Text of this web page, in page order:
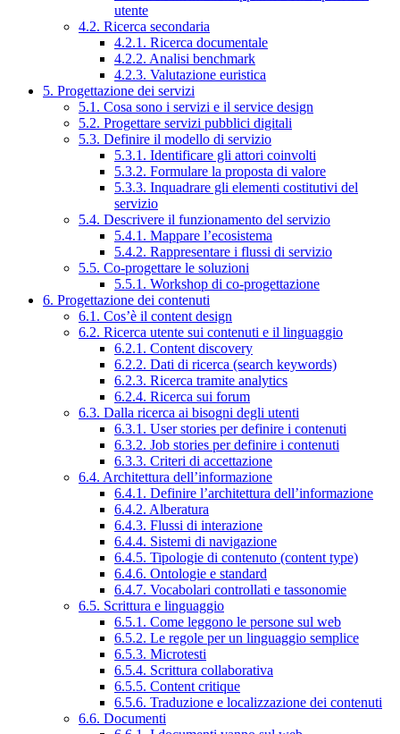
utente
4.2. Ricerca secondaria
4.2.1. Ricerca documentale
4.2.2. Analisi benchmark
4.2.3. Valutazione euristica
5. Progettazione dei servizi
5.1. Cosa sono i servizi e il service design
5.2. Progettare servizi pubblici digitali
5.3. Definire il modello di servizio
5.3.1. Identificare gli attori coinvolti
5.3.2. Formulare la proposta di valore
5.3.3. Inquadrare gli elementi costitutivi del
servizio
5.4. Descrivere il funzionamento del servizio
5.4.1. Mappare l’ecosistema
5.4.2. Rappresentare i flussi di servizio
5.5. Co-progettare le soluzioni
5.5.1. Workshop di co-progettazione
6. Progettazione dei contenuti
6.1. Cos’è il content design
6.2. Ricerca utente sui contenuti e il linguaggio
6.2.1. Content discovery
6.2.2. Dati di ricerca (search keywords)
6.2.3. Ricerca tramite analytics
6.2.4. Ricerca sui forum
6.3. Dalla ricerca ai bisogni degli utenti
6.3.1. User stories per definire i contenuti
6.3.2. Job stories per definire i contenuti
6.3.3. Criteri di accettazione
6.4. Architettura dell’informazione
6.4.1. Definire l’architettura dell’informazione
6.4.2. Alberatura
6.4.3. Flussi di interazione
6.4.4. Sistemi di navigazione
6.4.5. Tipologie di contenuto (content type)
6.4.6. Ontologie e standard
6.4.7. Vocabolari controllati e tassonomie
6.5. Scrittura e linguaggio
6.5.1. Come leggono le persone sul web
6.5.2. Le regole per un linguaggio semplice
6.5.3. Microtesti
6.5.4. Scrittura collaborativa
6.5.5. Content critique
6.5.6. Traduzione e localizzazione dei contenuti
6.6. Documenti